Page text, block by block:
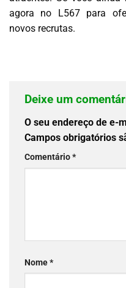
agora no L567 para
novos recrutas.
Deixe um
O seu endereço de e-
Campos obrigatórios
Comentário*
Nome*